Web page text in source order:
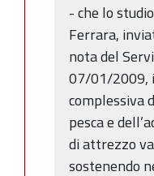
- che lo
Ferrara,
nota del
07/01/2009,
complessiva
pesca e
di attrezzo
sostenendo